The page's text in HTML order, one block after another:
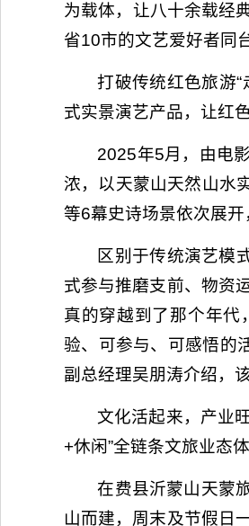
为载体，让八十余载经
省10市的文艺爱好者同
打破传统红色旅游
式实景演艺产品，让红
2025年5月，由电
浓，以天蒙山天然山水
等6幕史诗场景依次展
区别于传统演艺模
式参与推磨支前、物资
真的穿越到了那个年代
验、可参与、可感悟的
副总经理吴朋涛介绍，
文化活起来，产业
+休闲”全链条文旅业态
在费县沂蒙山天蒙
山而建，周末及节假日